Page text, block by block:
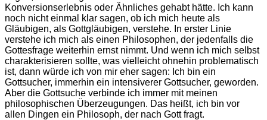
Konversionserlebnis oder Ähnliches gehabt hätte. Ich kann
noch nicht einmal klar sagen, ob ich mich heute als
Gläubigen, als Gottgläubigen, verstehe. In erster Linie
verstehe ich mich als einen Philosophen, der jedenfalls die
Gottesfrage weiterhin ernst nimmt. Und wenn ich mich selbst
charakterisieren sollte, was vielleicht ohnehin problematisch
ist, dann würde ich von mir eher sagen: Ich bin ein
Gottsucher, immerhin ein intensiverer Gottsucher, geworden.
Aber die Gottsuche verbinde ich immer mit meinen
philosophischen Überzeugungen. Das heißt, ich bin vor
allen Dingen ein Philosoph, der nach Gott fragt.